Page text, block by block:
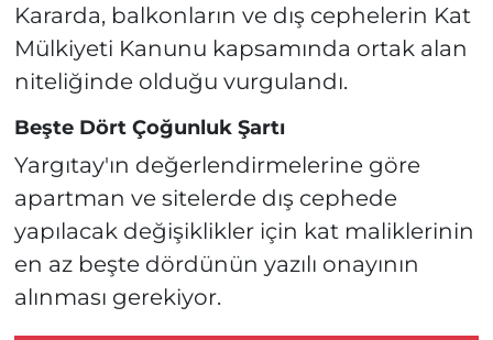
Kararda, balkonların ve dış cephelerin Kat
Mülkiyeti Kanunu kapsamında ortak alan
niteliğinde olduğu vurgulandı.
Beşte Dört Çoğunluk Şartı
Yargıtay'ın değerlendirmelerine göre
apartman ve sitelerde dış cephede
yapılacak değişiklikler için kat maliklerinin
en az beşte dördünün yazılı onayının
alınması gerekiyor.